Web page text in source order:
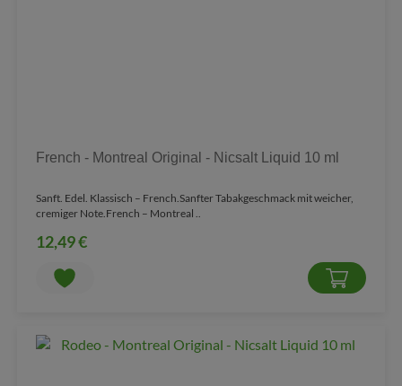
French - Montreal Original - Nicsalt Liquid 10 ml
Sanft. Edel. Klassisch – French.Sanfter Tabakgeschmack mit weicher,
cremiger Note.French – Montreal ..
12,49 €